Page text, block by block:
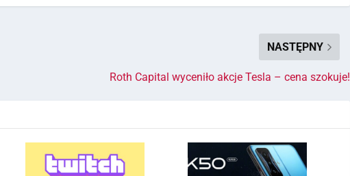
NASTĘPNY
Roth Capital wyceniło akcje Tesla – cena szokuje!